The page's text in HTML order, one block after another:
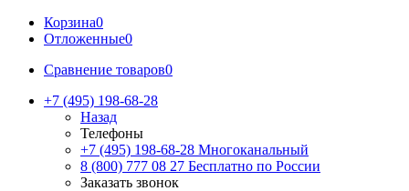
Корзина0
Отложенные0
Сравнение товаров0
+7 (495) 198-68-28
Назад
Телефоны
+7 (495) 198-68-28 Многоканальный
8 (800) 777 08 27 Бесплатно по России
Заказать звонок